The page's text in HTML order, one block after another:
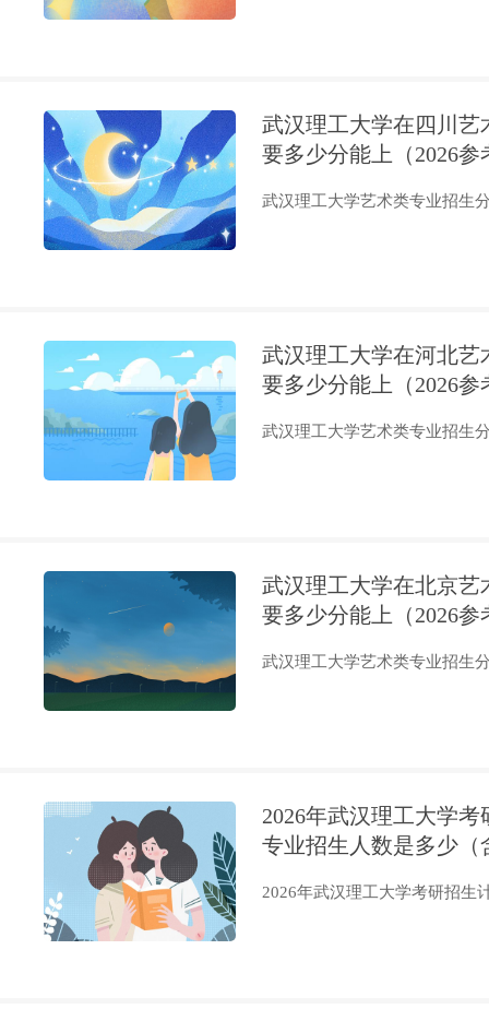
武汉理工大学在四川
要多少分能上（2026参
武汉理工大学艺术类专业招生
武汉理工大学在河北
要多少分能上（2026参
武汉理工大学艺术类专业招生
武汉理工大学在北京
要多少分能上（2026参
武汉理工大学艺术类专业招生
2026年武汉理工大学
专业招生人数是多少
2026年武汉理工大学考研招生